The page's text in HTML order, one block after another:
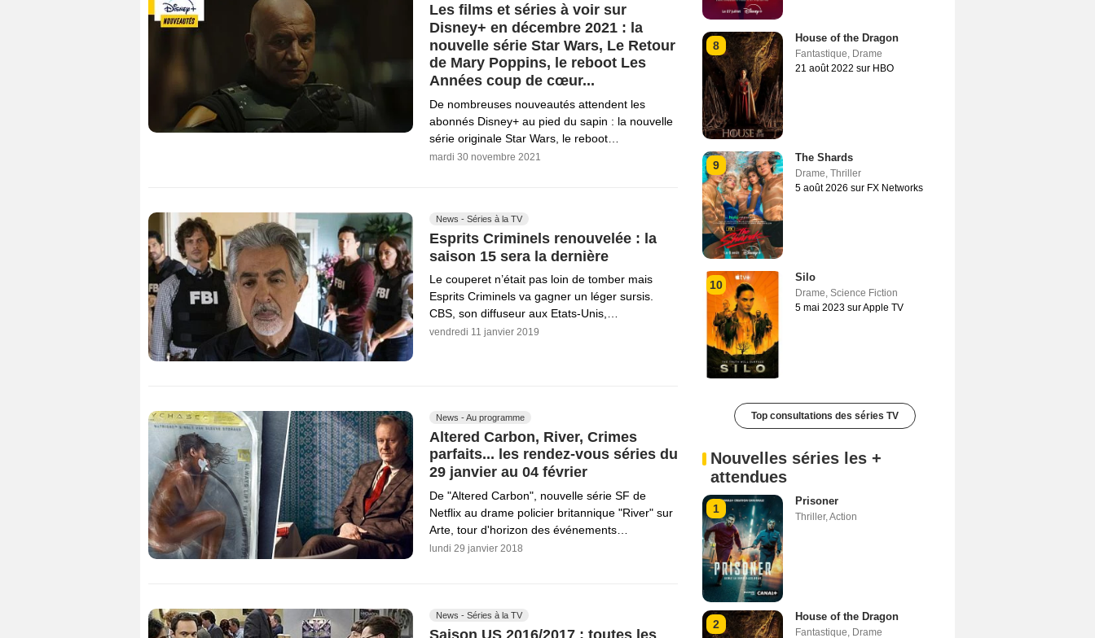
Les films et séries à voir sur
Disney+ en décembre 2021 : la
nouvelle série Star Wars, Le Retour
de Mary Poppins, le reboot Les
Années coup de cœur...
De nombreuses nouveautés attendent les
abonnés Disney+ au pied du sapin : la nouvelle
série originale Star Wars, le reboot…
mardi 30 novembre 2021
News - Séries à la TV
Esprits Criminels renouvelée : la
saison 15 sera la dernière
Le couperet n’était pas loin de tomber mais
Esprits Criminels va gagner un léger sursis.
CBS, son diffuseur aux Etats-Unis,…
vendredi 11 janvier 2019
News - Au programme
Altered Carbon, River, Crimes
parfaits... les rendez-vous séries du
29 janvier au 04 février
De "Altered Carbon", nouvelle série SF de
Netflix au drame policier britannique "River" sur
Arte, tour d'horizon des événements…
lundi 29 janvier 2018
News - Séries à la TV
8
House of the Dragon
Fantastique, Drame
21 août 2022 sur HBO
9
The Shards
Drame, Thriller
5 août 2026 sur FX Networks
10
Silo
Drame, Science Fiction
5 mai 2023 sur Apple TV
Top consultations des séries TV
Nouvelles séries les +
attendues
1
Prisoner
Thriller,Action
2
House of the Dragon
Fantastique, Drame